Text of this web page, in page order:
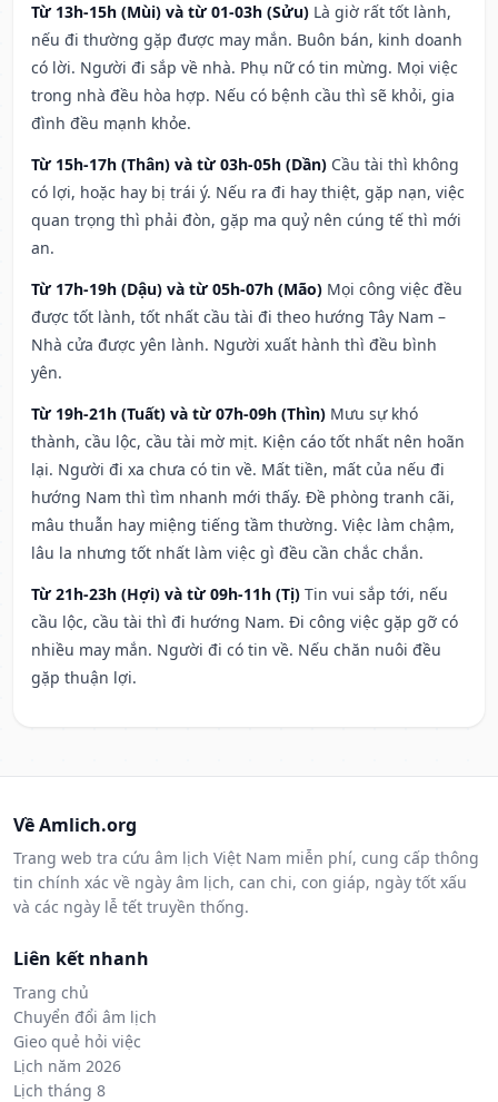
Từ 13h-15h (Mùi) và từ 01-03h (Sửu) Là giờ rất tốt lành,
nếu đi thường gặp được may mắn. Buôn bán, kinh doanh
có lời. Người đi sắp về nhà. Phụ nữ có tin mừng. Mọi việc
trong nhà đều hòa hợp. Nếu có bệnh cầu thì sẽ khỏi, gia
đình đều mạnh khỏe.
Từ 15h-17h (Thân) và từ 03h-05h (Dần) Cầu tài thì không
có lợi, hoặc hay bị trái ý. Nếu ra đi hay thiệt, gặp nạn, việc
quan trọng thì phải đòn, gặp ma quỷ nên cúng tế thì mới
an.
Từ 17h-19h (Dậu) và từ 05h-07h (Mão) Mọi công việc đều
được tốt lành, tốt nhất cầu tài đi theo hướng Tây Nam –
Nhà cửa được yên lành. Người xuất hành thì đều bình
yên.
Từ 19h-21h (Tuất) và từ 07h-09h (Thìn) Mưu sự khó
thành, cầu lộc, cầu tài mờ mịt. Kiện cáo tốt nhất nên hoãn
lại. Người đi xa chưa có tin về. Mất tiền, mất của nếu đi
hướng Nam thì tìm nhanh mới thấy. Đề phòng tranh cãi,
mâu thuẫn hay miệng tiếng tầm thường. Việc làm chậm,
lâu la nhưng tốt nhất làm việc gì đều cần chắc chắn.
Từ 21h-23h (Hợi) và từ 09h-11h (Tị) Tin vui sắp tới, nếu
cầu lộc, cầu tài thì đi hướng Nam. Đi công việc gặp gỡ có
nhiều may mắn. Người đi có tin về. Nếu chăn nuôi đều
gặp thuận lợi.
Về Amlich.org
Trang web tra cứu âm lịch Việt Nam miễn phí, cung cấp thông
tin chính xác về ngày âm lịch, can chi, con giáp, ngày tốt xấu
và các ngày lễ tết truyền thống.
Liên kết nhanh
Trang chủ
Chuyển đổi âm lịch
Gieo quẻ hỏi việc
Lịch năm 2026
Lịch tháng 8